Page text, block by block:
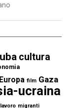
cultura
Europa film Gaza
ucraina
lavoro migranti